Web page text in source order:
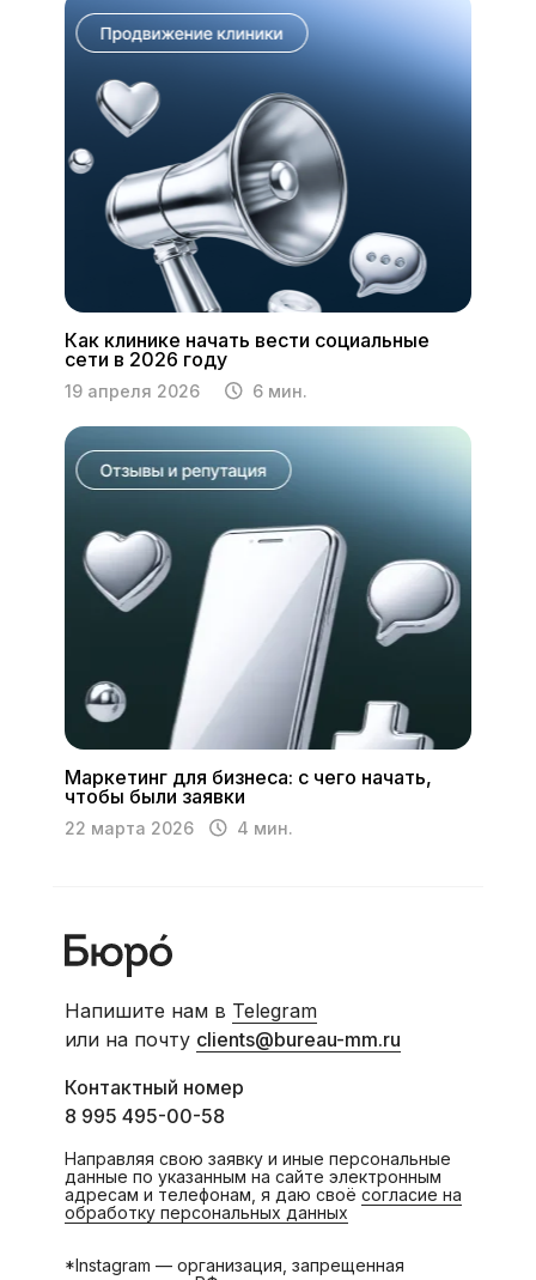
Маркетинг для бизнеса: с чего начать,
чтобы были заявки
Как клинике начать вести социальные
сети в 2026 году
6 мин.
19 апреля 2026
4 мин.
22 марта 2026
Напишите нам в Telegram
или на почту clients@bureau-mm.ru
Контактный номер
8 995 495-00-58
Страницы
О нас
Кейсы
Блог
Контакты
*Instagram — организация, запрещенная
Направляя свою заявку и иные персональные
данные по указанным на сайте электронным
адресам и телефонам, я даю своё согласие на
обработку персональных данных